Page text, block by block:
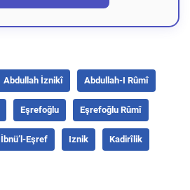
Abdullah İznikî Abdullah-I Rûmî
Eşrefoğlu Eşrefoğlu Rûmî
İbnü’l-Eşref Iznik Kadirîlik